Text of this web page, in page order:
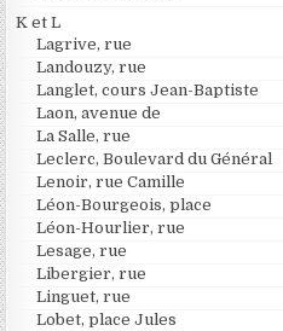
K et L
Lagrive, rue
Landouzy, rue
Langlet, cours Jean-Baptiste
Laon, avenue de
La Salle, rue
Leclerc, Boulevard du Général
Lenoir, rue Camille
Léon-Bourgeois, place
Léon-Hourlier, rue
Lesage, rue
Libergier, rue
Linguet, rue
Lobet, place Jules